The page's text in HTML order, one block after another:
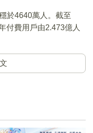
於4640萬人。截至
付費用戶由2.473億人